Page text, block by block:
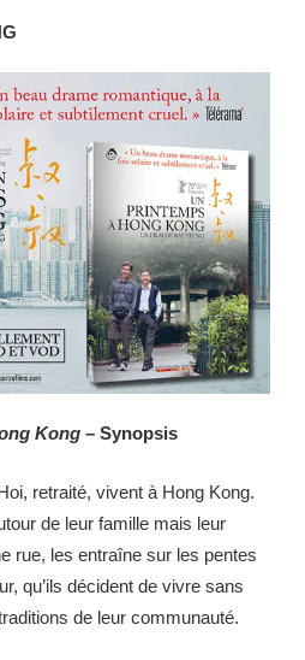
Kong – Synopsis
retraité, vivent à Hong Kong.
de leur famille mais leur
rue, les entraîne sur les pentes
qu’ils décident de vivre sans
de leur communauté.